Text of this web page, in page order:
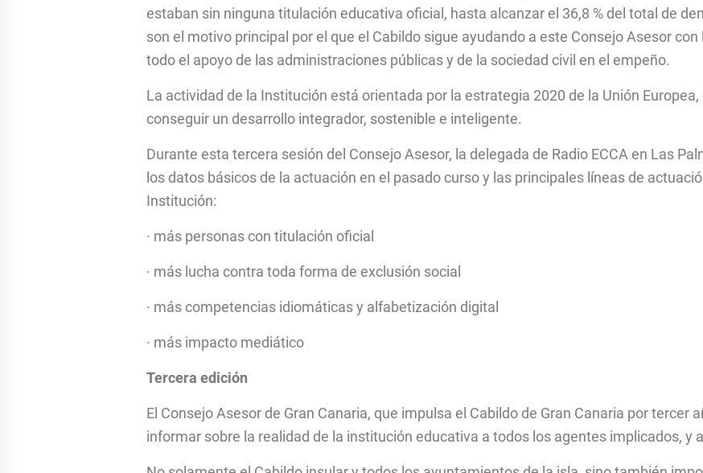
estaban sin ninguna titulación educativa oficial, hasta alcanzar el 36,8 % del total de
son el motivo principal por el que el Cabildo sigue ayudando a este Consejo Asesor
todo el apoyo de las administraciones públicas y de la sociedad civil en el empeño.
La actividad de la Institución está orientada por la estrategia 2020 de la Unión
conseguir un desarrollo integrador, sostenible e inteligente.
Durante esta tercera sesión del Consejo Asesor, la delegada de Radio ECCA en Las
los datos básicos de la actuación en el pasado curso y las principales líneas de
Institución:
· más personas con titulación oficial
· más lucha contra toda forma de exclusión social
· más competencias idiomáticas y alfabetización digital
· más impacto mediático
Tercera edición
El Consejo Asesor de Gran Canaria, que impulsa el Cabildo de Gran Canaria por
informar sobre la realidad de la institución educativa a todos los agentes implicados, y